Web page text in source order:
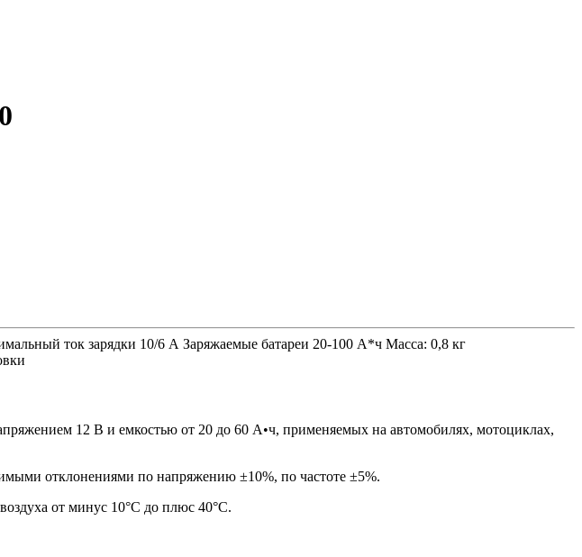
ток зарядки 10/6 А Заряжаемые батареи 20-100 А*ч Масса: 0,8 кг
12 В и емкостью от 20 до 60 А•ч, применяемых на автомобилях, мотоциклах,
отклонениями по напряжению ±10%, по частоте ±5%.
от минус 10°С до плюс 40°С.